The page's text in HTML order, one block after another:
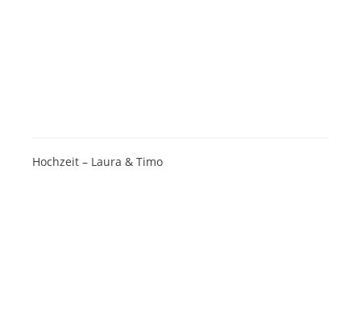
Hochzeit – Laura & Timo